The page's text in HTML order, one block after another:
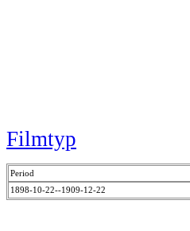
Filmtyp
Period
1898-10-22--1909-12-22